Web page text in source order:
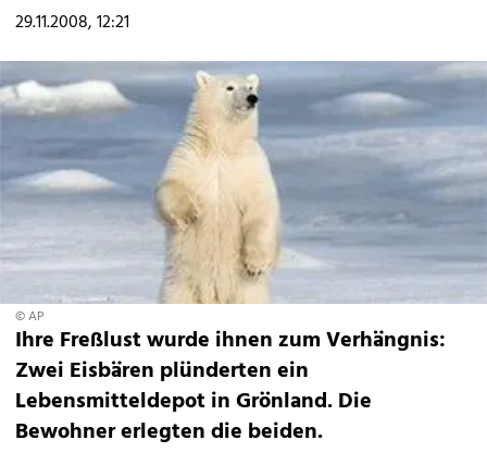
29.11.2008, 12:21
© AP
Ihre Freßlust wurde ihnen zum Verhängnis:
Zwei Eisbären plünderten ein
Lebensmitteldepot in Grönland. Die
Bewohner erlegten die beiden.